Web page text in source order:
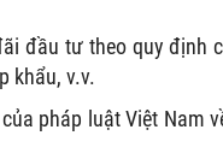
đầu tư theo quy định
khẩu, v.v.
pháp luật Việt Nam